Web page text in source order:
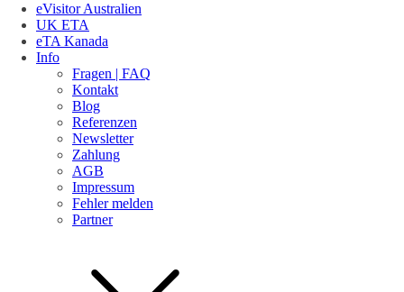
eVisitor Australien
UK ETA
eTA Kanada
Info
Fragen | FAQ
Kontakt
Blog
Referenzen
Newsletter
Zahlung
AGB
Impressum
Fehler melden
Partner